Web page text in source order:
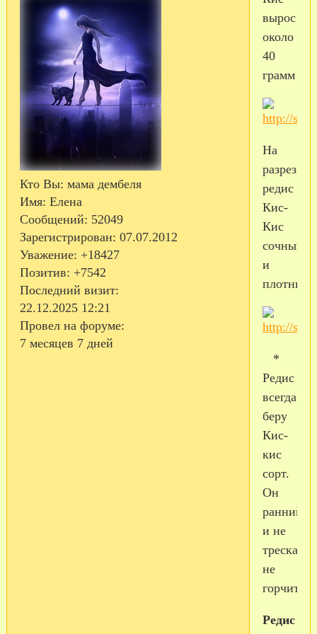
Кто Вы: мама дембеля
Имя: Елена
Сообщений: 52049
Зарегистрирован: 07.07.2012
Уважение: +18427
Позитив: +7542
Последний визит:
22.12.2025 12:21
Провел на форуме:
7 месяцев 7 дней
вырос
около
40
грамм
На
разрез
редис
Кис-
Кис
сочный
и
плотный
*
Редис
всегда
беру
Кис-
кис
сорт.
Он
ранний
и не
не
горчит.
Редис